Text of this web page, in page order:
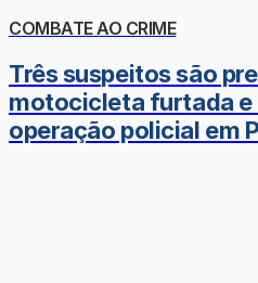
COMBATE AO CRIME
Três suspeitos são
motocicleta furtada
operação policial em